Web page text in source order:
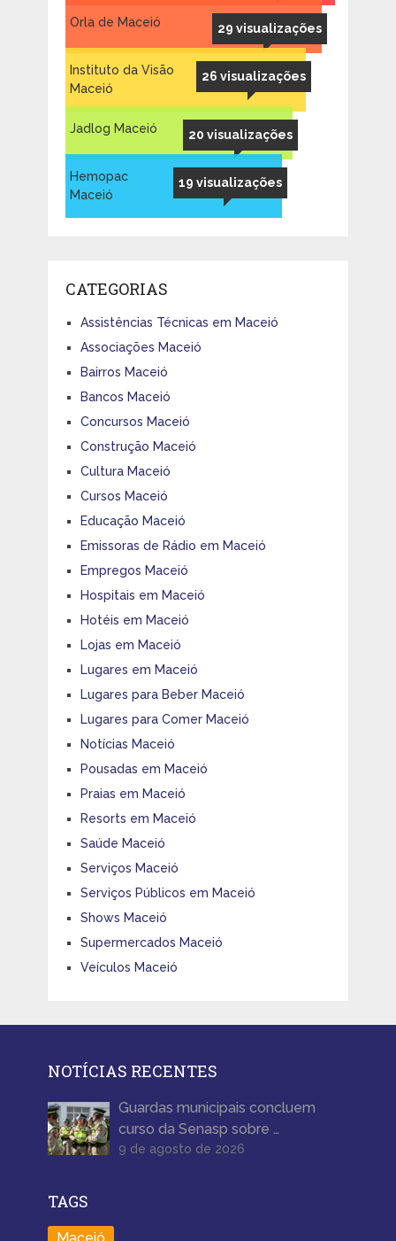
29 visualizações
Orla de Maceió
26 visualizações
Instituto da Visão
Maceió
20 visualizações
Jadlog Maceió
19 visualizações
Hemopac
Maceió
CATEGORIAS
Assistências Técnicas em Maceió
Associações Maceió
Bairros Maceió
Bancos Maceió
Concursos Maceió
Construção Maceió
Cultura Maceió
Cursos Maceió
Educação Maceió
Emissoras de Rádio em Maceió
Empregos Maceió
Hospitais em Maceió
Hotéis em Maceió
Lojas em Maceió
Lugares em Maceió
Lugares para Beber Maceió
Lugares para Comer Maceió
Notícias Maceió
Pousadas em Maceió
Praias em Maceió
Resorts em Maceió
Saúde Maceió
Serviços Maceió
Serviços Públicos em Maceió
Shows Maceió
Supermercados Maceió
Veículos Maceió
NOTÍCIAS RECENTES
Guardas municipais concluem
curso da Senasp sobre …
9 de agosto de 2026
TAGS